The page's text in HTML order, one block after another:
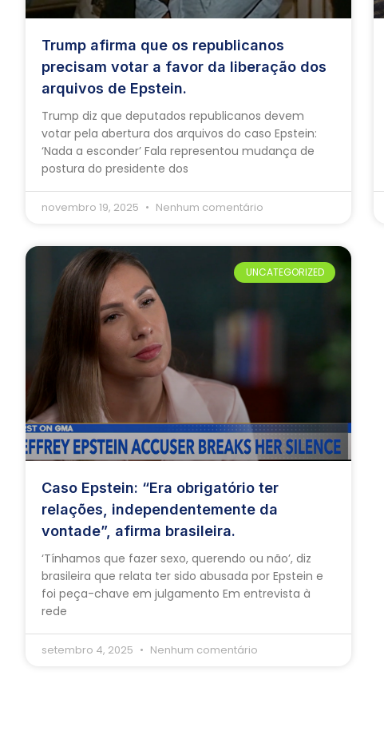
Trump afirma que os republicanos
precisam votar a favor da liberação dos
arquivos de Epstein.
Trump diz que deputados republicanos devem
votar pela abertura dos arquivos do caso Epstein:
‘Nada a esconder’ Fala representou mudança de
postura do presidente dos
novembro 19, 2025 Nenhum comentário
UNCATEGORIZED
Caso Epstein: “Era obrigatório ter
relações, independentemente da
vontade”, afirma brasileira.
‘Tínhamos que fazer sexo, querendo ou não’, diz
brasileira que relata ter sido abusada por Epstein e
foi peça-chave em julgamento Em entrevista à
rede
setembro 4, 2025 Nenhum comentário